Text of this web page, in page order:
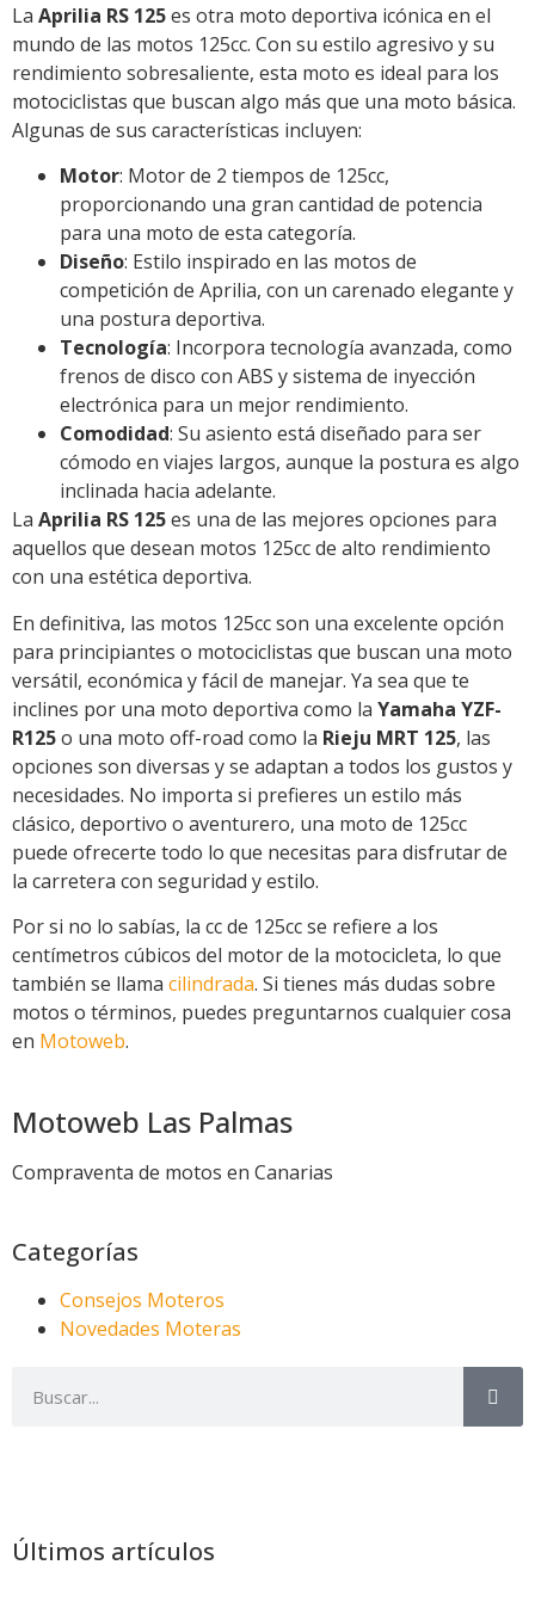
La Aprilia RS 125es otra moto deportiva icónica en el
mundo de las motos 125cc. Con su estilo agresivo y su
rendimiento sobresaliente, esta moto es ideal para los
motociclistas que buscan algo más que una moto básica.
Algunas de sus características incluyen:
Motor: Motor de 2 tiempos de 125cc,
proporcionando una gran cantidad de potencia
para una moto de esta categoría.
Diseño: Estilo inspirado en las motos de
competición de Aprilia, con un carenado elegante y
una postura deportiva.
Tecnología: Incorpora tecnología avanzada, como
frenos de disco con ABS y sistema de inyección
electrónica para un mejor rendimiento.
Comodidad: Su asiento está diseñado para ser
cómodo en viajes largos, aunque la postura es algo
inclinada hacia adelante.
La Aprilia RS 125es una de las mejores opciones para
aquellos que desean motos 125cc de alto rendimiento
con una estética deportiva.
En definitiva, las motos 125cc son una excelente opción
para principiantes o motociclistas que buscan una moto
versátil, económica y fácil de manejar. Ya sea que te
inclines por una moto deportiva como la Yamaha YZF-
R125o una moto off-road como la Rieju MRT 125, las
opciones son diversas y se adaptan a todos los gustos y
necesidades. No importa si prefieres un estilo más
clásico, deportivo o aventurero, una moto de 125cc
puede ofrecerte todo lo que necesitas para disfrutar de
la carretera con seguridad y estilo.
Por si no lo sabías, la cc de 125cc se refiere a los
centímetros cúbicos del motor de la motocicleta, lo que
también se llama cilindrada. Si tienes más dudas sobre
motos o términos, puedes preguntarnos cualquier cosa
en Motoweb.
Motoweb Las Palmas
Compraventa de motos en Canarias
Categorías
Consejos Moteros
Novedades Moteras
Últimos artículos